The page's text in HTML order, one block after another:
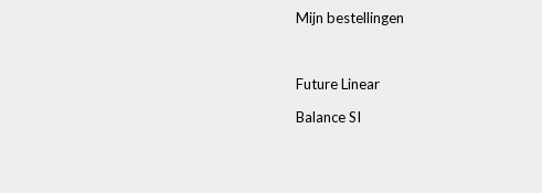
Mijn bestellingen
Future Linear
Balance SI